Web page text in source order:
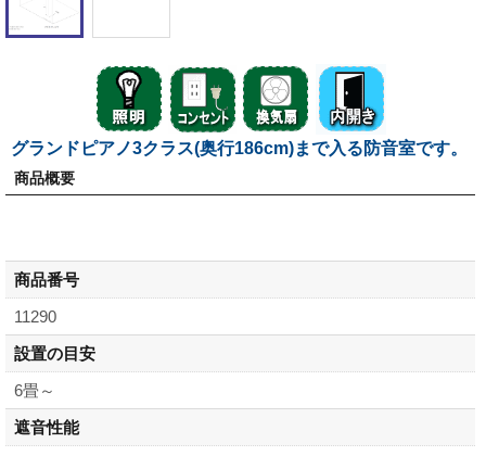
グランドピアノ3クラス(奥行186cm)まで入る防音室です。
商品概要
商品番号
11290
設置の目安
6畳～
遮音性能